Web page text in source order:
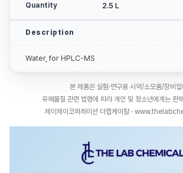
Quantity 2.5 L
Description
Water, for HPLC-MS
본 제품은 실험·연구용 시약/소모품/장비입
유해물질 관련 법령에 따라 개인 및 청소년에게는 판
제이제이코퍼레이션 더랩케미칼 ·